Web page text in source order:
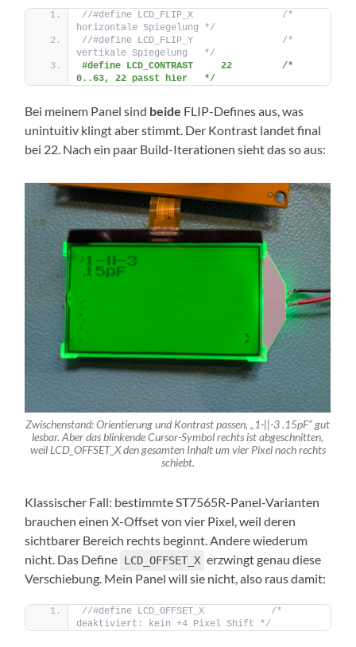
//#define LCD_FLIP_X                /*
horizontale Spiegelung */
//#define LCD_FLIP_Y                /*
vertikale Spiegelung   */
#define LCD_CONTRAST     22         /*
0..63, 22 passt hier   */
Bei meinem Panel sind beide FLIP-Defines aus, was
unintuitiv klingt aber stimmt. Der Kontrast landet final
bei 22. Nach ein paar Build-Iterationen sieht das so aus:
Zwischenstand: Orientierung und Kontrast passen, „1-||-3 .15pF“ gut
lesbar. Aber das blinkende Cursor-Symbol rechts ist abgeschnitten,
weil LCD_OFFSET_X den gesamten Inhalt um vier Pixel nach rechts
schiebt.
Klassischer Fall: bestimmte ST7565R-Panel-Varianten
brauchen einen X-Offset von vier Pixel, weil deren
sichtbarer Bereich rechts beginnt. Andere wiederum
nicht. Das Define LCD_OFFSET_X erzwingt genau diese
Verschiebung. Mein Panel will sie nicht, also raus damit:
//#define LCD_OFFSET_X            /*
deaktiviert: kein +4 Pixel Shift */